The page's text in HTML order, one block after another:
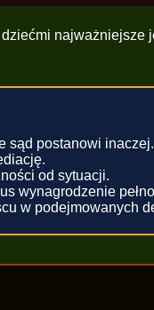
sąd postanowi inaczej.
od sytuacji.
wynagrodzenie
w podejmowanych